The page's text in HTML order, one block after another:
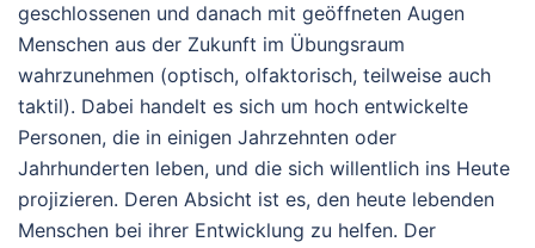
geschlossenen und danach mit geöffneten Augen
Menschen aus der Zukunft im Übungsraum
wahrzunehmen (optisch, olfaktorisch, teilweise auch
taktil). Dabei handelt es sich um hoch entwickelte
Personen, die in einigen Jahrzehnten oder
Jahrhunderten leben, und die sich willentlich ins Heute
projizieren. Deren Absicht ist es, den heute lebenden
Menschen bei ihrer Entwicklung zu helfen. Der